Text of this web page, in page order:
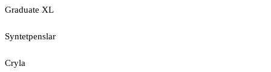
Graduate XL
Syntetpenslar
Cryla